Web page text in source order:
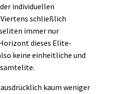
individuellen
schließlich
immer nur
dieses Elite-
keine einheitliche und
kaum weniger